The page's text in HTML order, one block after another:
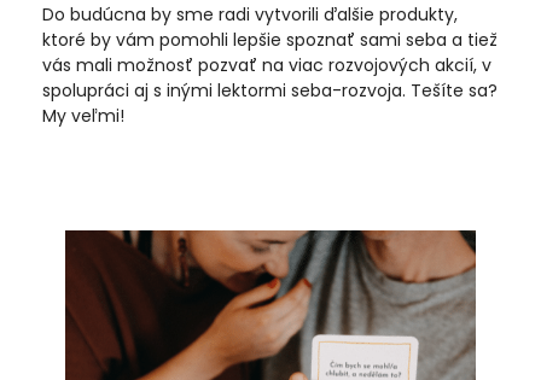
Do budúcna by sme radi vytvorili ďalšie produkty,
ktoré by vám pomohli lepšie spoznať sami seba a tiež
vás mali možnosť pozvať na viac rozvojových akcií, v
spolupráci aj s inými lektormi seba-rozvoja. Tešíte sa?
My veľmi!